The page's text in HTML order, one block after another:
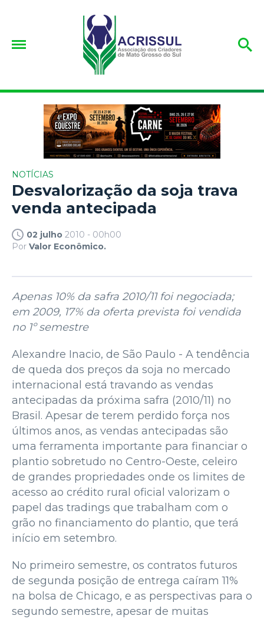
NOTÍCIAS
Desvalorização da soja trava
venda antecipada
02 julho 2010 - 00h00
Por Valor Econômico.
Apenas 10% da safra 2010/11 foi negociada;
em 2009, 17% da oferta prevista foi vendida
no 1º semestre
Alexandre Inacio, de São Paulo - A tendência
de queda dos preços da soja no mercado
internacional está travando as vendas
antecipadas da próxima safra (2010/11) no
Brasil. Apesar de terem perdido força nos
últimos anos, as vendas antecipadas são
uma ferramenta importante para financiar o
plantio sobretudo no Centro-Oeste, celeiro
de grandes propriedades onde os limites de
acesso ao crédito rural oficial valorizam o
papel das tradings que trabalham com o
grão no financiamento do plantio, que terá
início em setembro.
No primeiro semestre, os contratos futuros
de segunda posição de entrega caíram 11%
na bolsa de Chicago, e as perspectivas para o
segundo semestre, apesar de muitas